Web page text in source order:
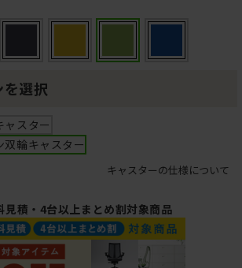
選択
ャスター
双輪キャスター
キャスターの仕様について
積・4台以上まとめ割対象商品